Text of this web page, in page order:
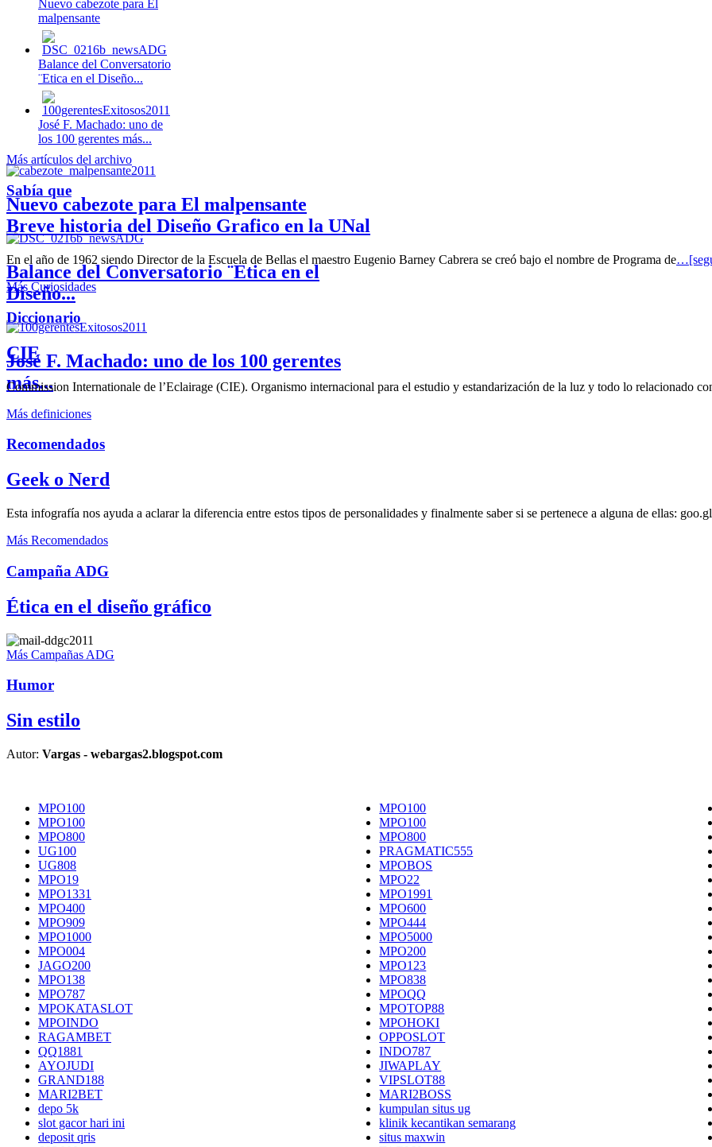
Nuevo cabezote para El
malpensante
Balance del Conversatorio
¨Etica en el Diseño...
José F. Machado: uno de
los 100 gerentes más...
Nuevo cabezote para El malpensante
Balance del Conversatorio ¨Etica en el
Diseño...
José F. Machado: uno de los 100 gerentes
más...
Más artículos del archivo
Sabía que
Breve historia del Diseño Grafico en la UNal
En el año de 1962 siendo Director de la Escuela de Bellas el maestro Eugenio Barney Cabrera se creó bajo el nombre de Programa de
Más Curiosidades
Diccionario
CIE
Commission Internationale de l’Eclairage (CIE). Organismo internacional para el estudio y estandarización de la luz y todo lo relacionado
Más definiciones
Recomendados
Geek o Nerd
Esta infografía nos ayuda a aclarar la diferencia entre estos tipos de personalidades y finalmente saber si se pertenece a alguna de ellas:
Más Recomendados
Campaña ADG
Ética en el diseño gráfico
Más Campañas ADG
Humor
Sin estilo
Autor: Vargas - webargas2.blogspot.com
MPO100 MPO100
MPO100
MPO100
MPO800
MPO800
UG100
PRAGMATIC555
UG808
MPOBOS
MPO19
MPO22
MPO1331
MPO1991
MPO400
MPO600
MPO909
MPO444
MPO1000
MPO5000
MPO004
MPO200
JAGO200
MPO123
MPO138
MPO838
MPO787
MPOQQ
MPOKATASLOT
MPOTOP88
MPOINDO
MPOHOKI
RAGAMBET
OPPOSLOT
QQ1881
INDO787
AYOJUDI
JIWAPLAY
GRAND188
VIPSLOT88
MARI2BET
MARI2BOSS
depo 5k
kumpulan situs ug
slot gacor hari ini
klinik kecantikan semarang
deposit qris
situs maxwin